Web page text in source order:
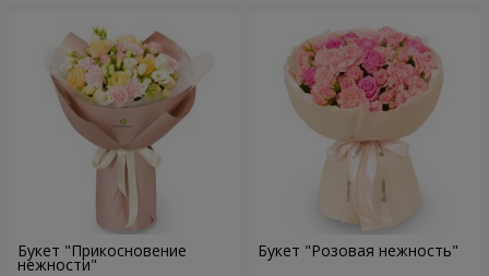
Букет "Прикосновение
нежности"
Букет "Розовая нежность"